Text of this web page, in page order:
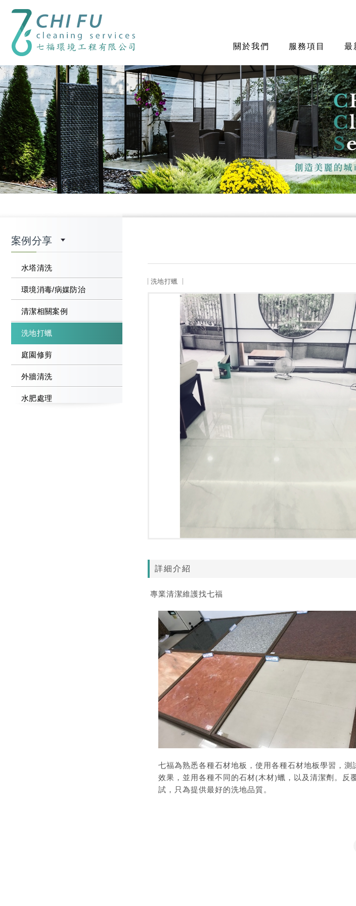
關於我們 服務項目 最
案例分享
水塔清洗
環境消毒/病媒防治
清潔相關案例
洗地打蠟
庭園修剪
外牆清洗
水肥處理
洗地打蠟
詳細介紹
專業清潔維護找七福
七福為熟悉各種石材地板，使用各種石材地板學習，測
效果，並用各種不同的石材(木材)蠟，以及清潔劑。反
試，只為提供最好的洗地品質。